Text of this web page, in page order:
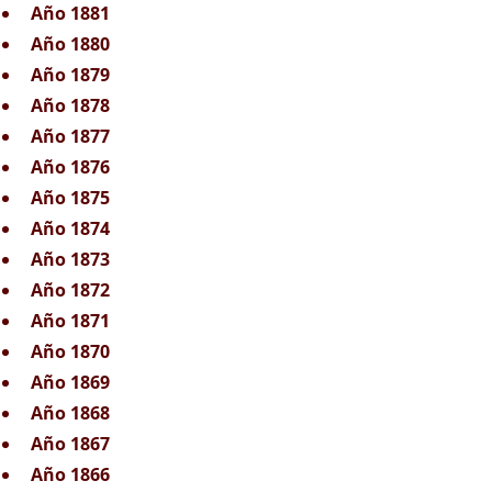
Año 1881
Año 1880
Año 1879
Año 1878
Año 1877
Año 1876
Año 1875
Año 1874
Año 1873
Año 1872
Año 1871
Año 1870
Año 1869
Año 1868
Año 1867
Año 1866